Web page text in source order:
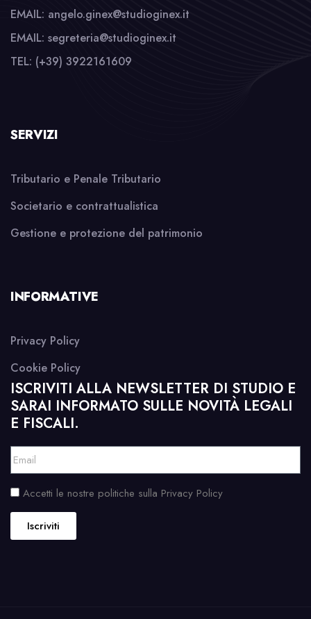
EMAIL: angelo.ginex@studioginex.it
EMAIL: segreteria@studioginex.it
TEL: (+39) 3922161609
SERVIZI
Tributario e Penale Tributario
Societario e contrattualistica
Gestione e protezione del patrimonio
INFORMATIVE
Privacy Policy
Cookie Policy
ISCRIVITI ALLA NEWSLETTER DI STUDIO E
SARAI INFORMATO SULLE NOVITÀ LEGALI
E FISCALI.
Accetti le nostre politiche sulla Privacy Policy
Iscriviti